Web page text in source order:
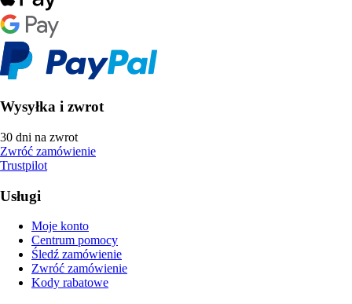
Wysyłka i zwrot
30 dni na zwrot
Zwróć zamówienie
Trustpilot
Usługi
Moje konto
Centrum pomocy
Śledź zamówienie
Zwróć zamówienie
Kody rabatowe